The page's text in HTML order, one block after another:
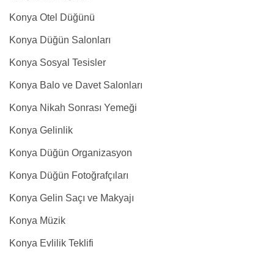
Konya Otel Düğünü
Konya Düğün Salonları
Konya Sosyal Tesisler
Konya Balo ve Davet Salonları
Konya Nikah Sonrası Yemeği
Konya Gelinlik
Konya Düğün Organizasyon
Konya Düğün Fotoğrafçıları
Konya Gelin Saçı ve Makyajı
Konya Müzik
Konya Evlilik Teklifi